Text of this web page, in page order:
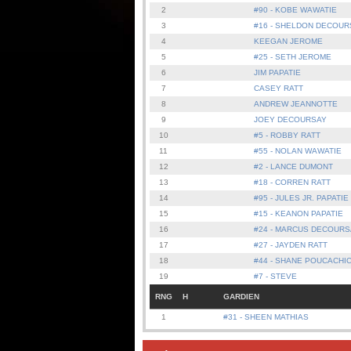
2
#90 - KOBE WAWATIE
3
#16 - SHELDON
4
KEEGAN JEROME
5
#25 - SETH JEROME
6
JIM PAPATIE
7
CASEY RATT
8
ANDREW JEANNOTTE
9
JOEY DECOURSAY
10
#5 - ROBBY RATT
11
#55 - NOLAN WAWATIE
12
#2 - LANCE DUMONT
13
#18 - CORREN RATT
14
#95 - JULES JR. PAPATIE
15
#15 - KEANON PAPATIE
16
#24 - MARCUS
17
#27 - JAYDEN RATT
18
#44 - SHANE
19
#7 - STEVE
RNG H GARDIEN
1 #31 - SHEEN MATHIAS